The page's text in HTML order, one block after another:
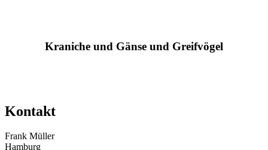
Kraniche und Gänse und Greifvögel
Kontakt
Frank Müller
Hamburg